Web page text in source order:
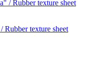
texture sheet